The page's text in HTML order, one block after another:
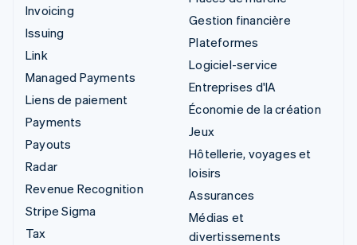
Invoicing
Issuing
Link
Managed Payments
Liens de paiement
Payments
Payouts
Radar
Revenue Recognition
Stripe Sigma
Tax
Gestion financière
Plateformes
Logiciel-service
Entreprises d'IA
Économie de la création
Jeux
Hôtellerie, voyages et
loisirs
Assurances
Médias et
divertissements